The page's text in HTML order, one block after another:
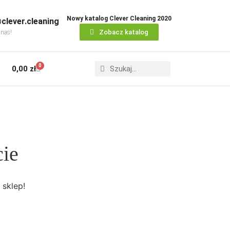
Nowy katalog Clever Cleaning 2020
Zobacz katalog
0,00 zł 0